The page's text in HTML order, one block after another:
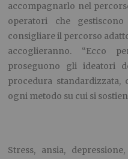
accompagnarlo nel
operatori che
consigliare il percorso
accoglieranno. “Ecco
proseguono gli ideatori
procedura standardizzata,
ogni metodo su cui si
Stress, ansia,